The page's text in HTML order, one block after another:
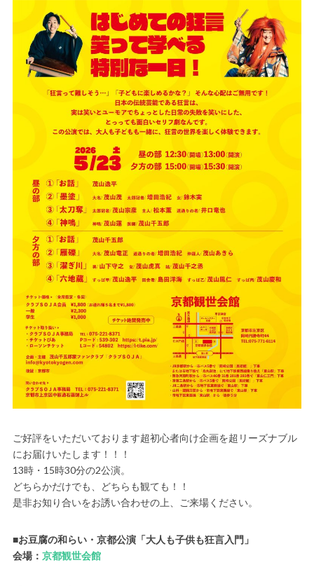
ご好評をいただいております超初心者向け企画を超リーズナブル
にお届けいたします！！！
13時・15時30分の2公演。
どちらかだけでも、どちらも観ても！！
是非お知り合いをお誘い合わせの上、ご来場ください。
■お豆腐の和らい・京都公演「大人も子供も狂言入門」
会場： 京都観世会館